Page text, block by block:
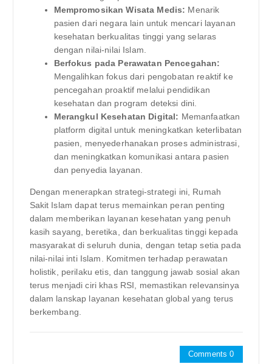
Mempromosikan Wisata Medis: Menarik
pasien dari negara lain untuk mencari layanan
kesehatan berkualitas tinggi yang selaras
dengan nilai-nilai Islam.
Berfokus pada Perawatan Pencegahan:
Mengalihkan fokus dari pengobatan reaktif ke
pencegahan proaktif melalui pendidikan
kesehatan dan program deteksi dini.
Merangkul Kesehatan Digital: Memanfaatkan
platform digital untuk meningkatkan keterlibatan
pasien, menyederhanakan proses administrasi,
dan meningkatkan komunikasi antara pasien
dan penyedia layanan.
Dengan menerapkan strategi-strategi ini, Rumah
Sakit Islam dapat terus memainkan peran penting
dalam memberikan layanan kesehatan yang penuh
kasih sayang, beretika, dan berkualitas tinggi kepada
masyarakat di seluruh dunia, dengan tetap setia pada
nilai-nilai inti Islam. Komitmen terhadap perawatan
holistik, perilaku etis, dan tanggung jawab sosial akan
terus menjadi ciri khas RSI, memastikan relevansinya
dalam lanskap layanan kesehatan global yang terus
berkembang.
Comments 0